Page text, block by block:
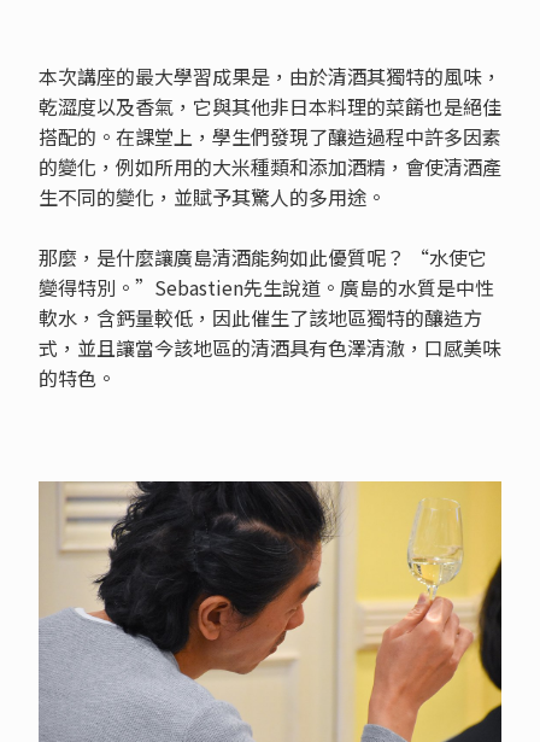
本次講座的最大學習成果是，由於清酒其獨特的風味，
乾澀度以及香氣，它與其他非日本料理的菜餚也是絕佳
搭配的。在課堂上，學生們發現了釀造過程中許多因素
的變化，例如所用的大米種類和添加酒精，會使清酒產
生不同的變化，並賦予其驚人的多用途。
那麼，是什麼讓廣島清酒能夠如此優質呢？ “水使它
變得特別。”Sebastien先生說道。廣島的水質是中性
軟水，含鈣量較低，因此催生了該地區獨特的釀造方
式，並且讓當今該地區的清酒具有色澤清澈，口感美味
的特色。